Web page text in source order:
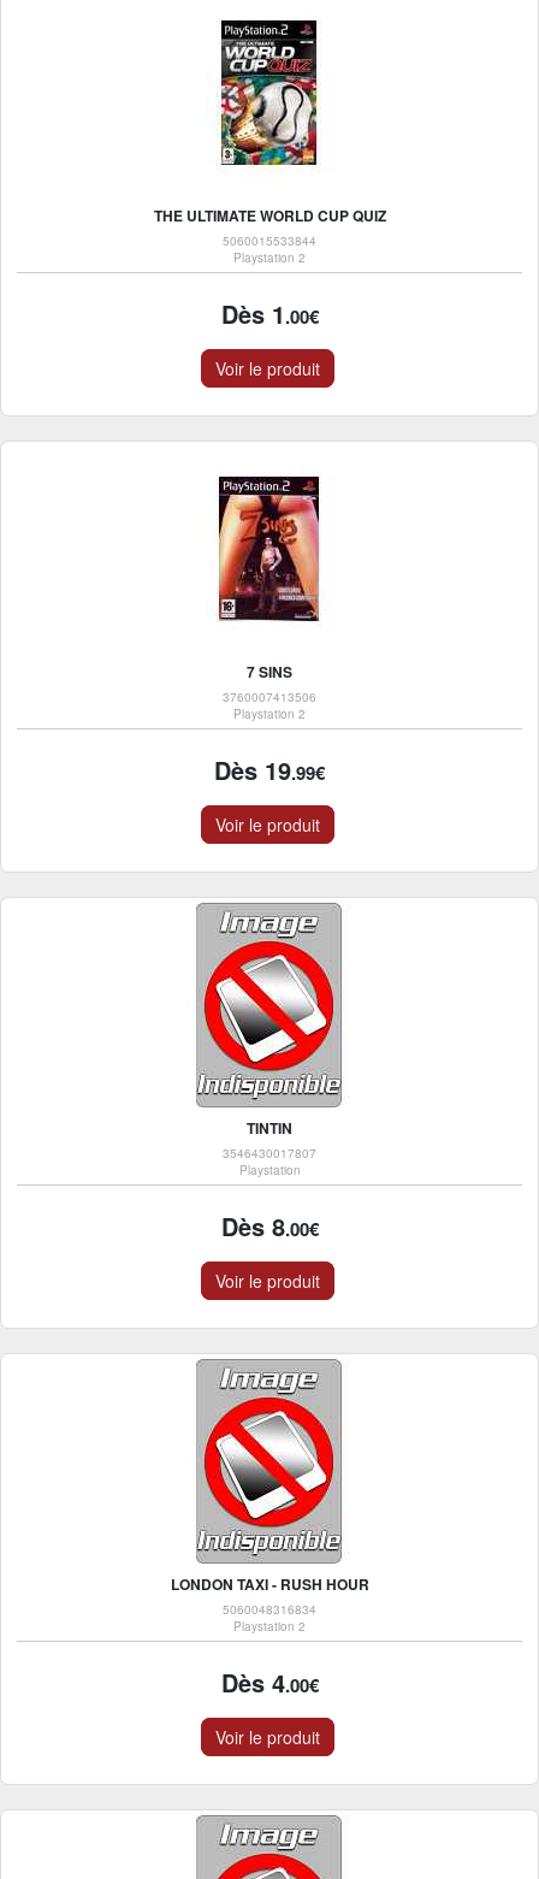
THE ULTIMATE WORLD CUP QUIZ
5060015533844
Playstation 2
Dès 1.00€
Voir le produit
7 SINS
3760007413506
Playstation 2
Dès 19.99€
Voir le produit
TINTIN
3546430017807
Playstation
Dès 8.00€
Voir le produit
LONDON TAXI - RUSH HOUR
5060048316834
Playstation 2
Dès 4.00€
Voir le produit